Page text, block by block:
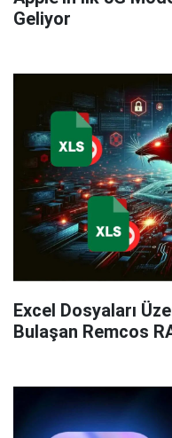
Geliyor
Excel Dosyaları
Bulaşan Remcos